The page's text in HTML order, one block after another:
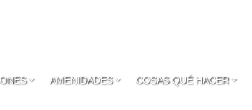
AMENIDADES COSAS QUÉ HACER